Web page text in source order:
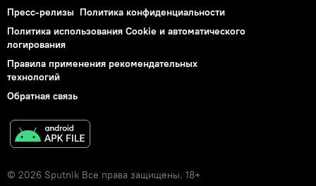
Пресс-релизы Политика конфиденциальности
Политика использования Cookie и автоматического
логирования
Правила применения рекомендательных
технологий
Обратная связь
© 2026 Sputnik Все права защищены. 18+